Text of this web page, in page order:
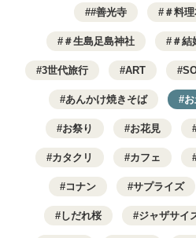
#善光寺 ＃料
＃生島足島神社 ＃結
3世代旅行 ART
あんかけ焼きそば
お祭り お花見
カタクリ カフェ
コナン サプライズ
しだれ桜 ジャザサイ